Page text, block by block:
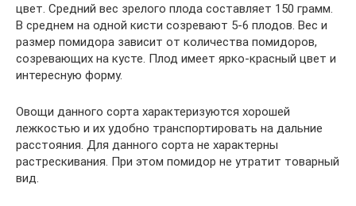
цвет. Средний вес зрелого плода составляет 150 грамм.
В среднем на одной кисти созревают 5-6 плодов. Вес и
размер помидора зависит от количества помидоров,
созревающих на кусте. Плод имеет ярко-красный цвет и
интересную форму.
Овощи данного сорта характеризуются хорошей
лежкостью и их удобно транспортировать на дальние
расстояния. Для данного сорта не характерны
растрескивания. При этом помидор не утратит товарный
вид.